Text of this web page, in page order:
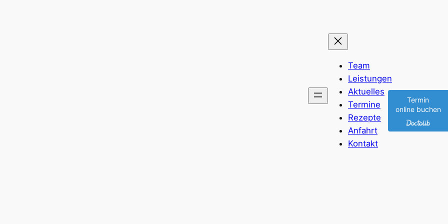
Team
Leistungen
Aktuelles
Termine
Rezepte
Anfahrt
Kontakt
Termin
online buchen